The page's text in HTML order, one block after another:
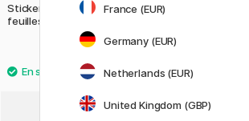
Stickers souples Espace 2
feuilles
France (EUR)
Germany (EUR)
Netherlands (EUR)
United Kingdom (GBP)